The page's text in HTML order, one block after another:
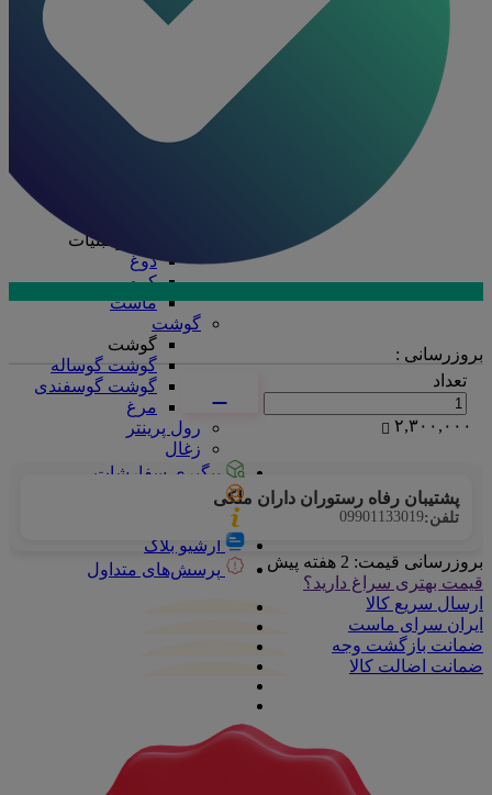
ظروف یکبار مصرف
ظرف پلاستیکی
قاشق، چنگال، کارد
کره و لبنیات
دوغ
کره
ماست
گوشت
گوشت
گوشت گوساله
گوشت گوسفندی
مرغ
رول پرینتر
زغال
پیگیری سفارشات
تماس با ما
آرشیو بلاگ
پرسش‌های متداول
بروزرسانی :
تعداد
۲,۳۰۰,۰۰۰
پشتیبان رفاه رستوران داران ملکی
تلفن:09901133019
بروزرسانی قیمت: 2 هفته پیش
قیمت بهتری سراغ دارید؟
ارسال سریع کالا
ایران سرای ماست
ضمانت بازگشت وجه
ضمانت اضالت کالا